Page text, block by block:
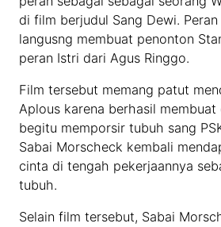
di film berjudul Sang Dewi.
langusng membuat penonton
peran Istri dari Agus Ringgo.
Film tersebut memang patut
Aplous karena berhasil
begitu memporsir tubuh sang
Sabai Morscheck kembali
cinta di tengah pekerjaannya
tubuh.
Selain film tersebut, Sabai